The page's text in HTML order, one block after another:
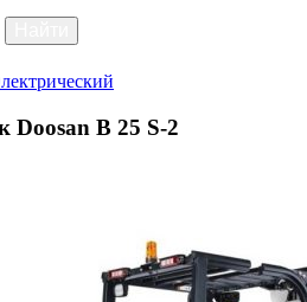
Doosan B 25 S-2